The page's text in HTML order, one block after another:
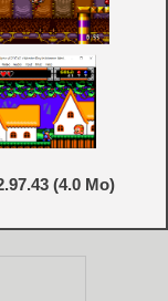
(4.0 Mo)